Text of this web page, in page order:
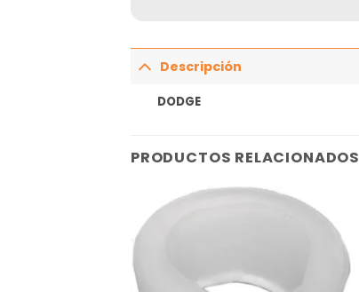
Descripción
DODGE
PRODUCTOS RELACIONADOS
Añadir